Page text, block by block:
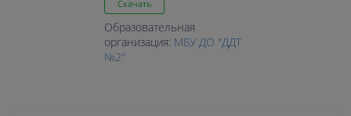
Скачать
Образовательная
организация: МБУ ДО "ДДТ
№2"